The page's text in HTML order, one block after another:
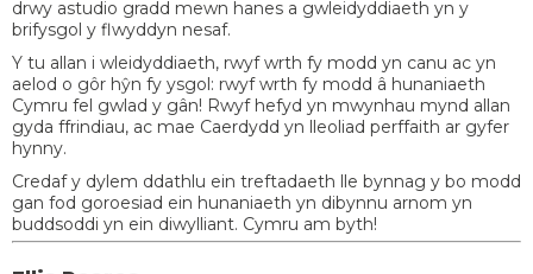
drwy astudio gradd mewn hanes a gwleidyddiaeth yn y
brifysgol y flwyddyn nesaf.
Y tu allan i wleidyddiaeth, rwyf wrth fy modd yn canu ac yn
aelod o gôr hŷn fy ysgol: rwyf wrth fy modd â hunaniaeth
Cymru fel gwlad y gân! Rwyf hefyd yn mwynhau mynd allan
gyda ffrindiau, ac mae Caerdydd yn lleoliad perffaith ar gyfer
hynny.
Credaf y dylem ddathlu ein treftadaeth lle bynnag y bo modd
gan fod goroesiad ein hunaniaeth yn dibynnu arnom yn
buddsoddi yn ein diwylliant. Cymru am byth!